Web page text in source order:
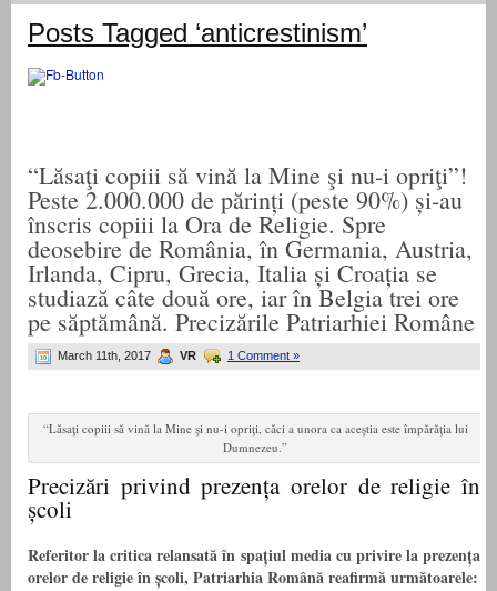
Posts Tagged ‘anticrestinism’
“Lăsaţi copiii să vină la Mine şi nu-i opriţi”!
Peste 2.000.000 de părinți (peste 90%) și-au
înscris copiii la Ora de Religie. Spre
deosebire de România, în Germania, Austria,
Irlanda, Cipru, Grecia, Italia și Croația se
studiază câte două ore, iar în Belgia trei ore
pe săptămână. Precizările Patriarhiei Române
March 11th, 2017 VR 1 Comment »
“Lăsaţi copiii să vină la Mine şi nu-i opriţi, căci a unora ca aceştia este împărăţia lui
Dumnezeu.”
Precizări privind prezența orelor de religie în
școli
Referitor la critica relansată în spațiul media cu privire la prezența
orelor de religie în școli, Patriarhia Română reafirmă următoarele: